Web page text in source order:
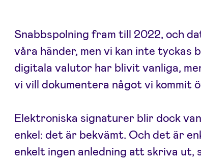
Snabbspolning fram till 2022, och
våra händer, men vi kan inte tyckas
digitala valutor har blivit vanliga,
vi vill dokumentera något vi kommit
Elektroniska signaturer blir dock
enkel: det är bekvämt. Och det är
enkelt ingen anledning att skriva ut,